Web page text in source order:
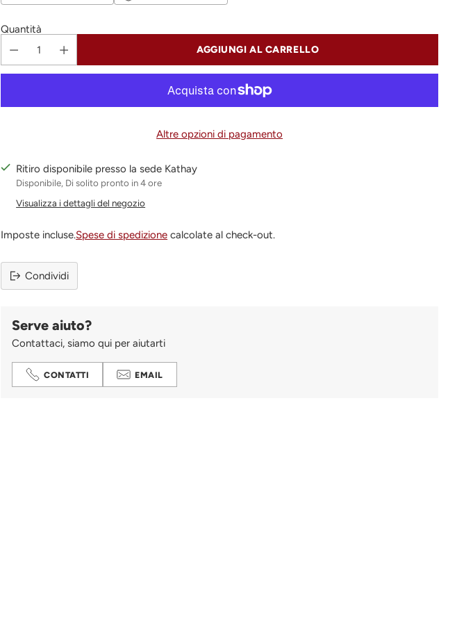
Quantità
AGGIUNGI AL CARRELLO
Altre opzioni di pagamento
Ritiro disponibile presso la sede Kathay
Disponibile, Di solito pronto in 4 ore
Visualizza i dettagli del negozio
Imposte incluse.Spese di spedizione calcolate al check-out.
Condividi
Serve aiuto?
Contattaci, siamo qui per aiutarti
CONTATTI EMAIL